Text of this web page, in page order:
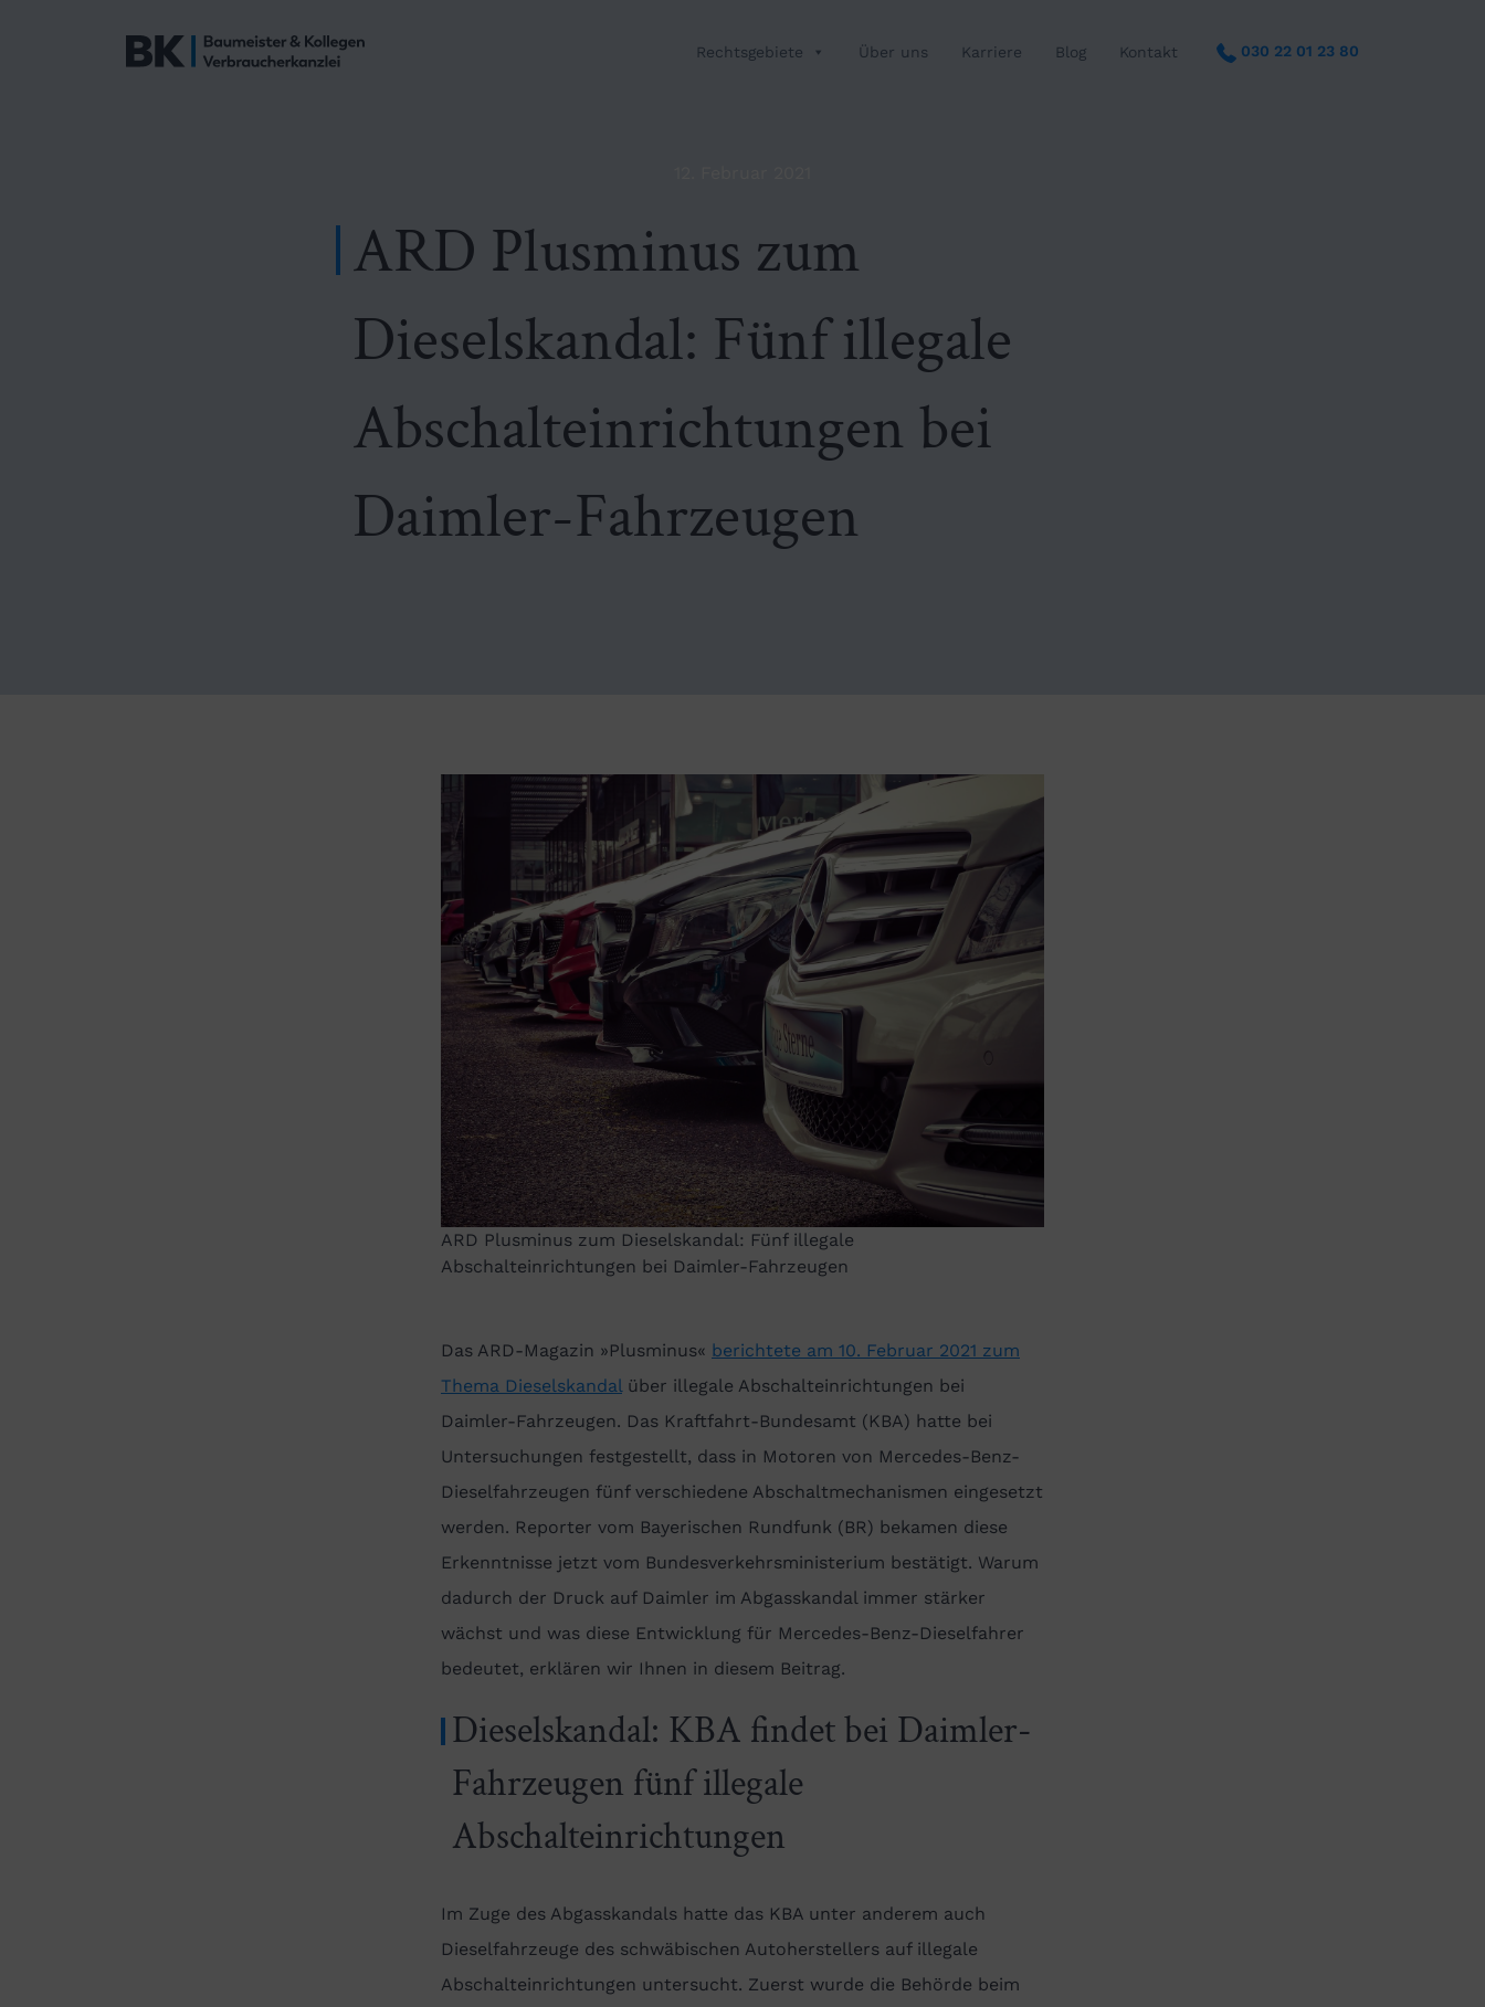
Rechtsgebiete Über uns Karriere Blog Kontakt 030 22 01 23 80
ARD Plusminus zum
Dieselskandal: Fünf illegale
Abschalteinrichtungen bei
Daimler-Fahrzeugen
ARD Plusminus zum Dieselskandal: Fünf illegale
Abschalteinrichtungen bei Daimler-Fahrzeugen
Das ARD-Magazin »Plusminus« berichtete am 10. Februar 2021 zum
Thema Dieselskandal über illegale Abschalteinrichtungen bei
Daimler-Fahrzeugen. Das Kraftfahrt-Bundesamt (KBA) hatte bei
Untersuchungen festgestellt, dass in Motoren von Mercedes-Benz-
Dieselfahrzeugen fünf verschiedene Abschaltmechanismen eingesetzt
werden. Reporter vom Bayerischen Rundfunk (BR) bekamen diese
Erkenntnisse jetzt vom Bundesverkehrsministerium bestätigt. Warum
dadurch der Druck auf Daimler im Abgasskandal immer stärker
wächst und was diese Entwicklung für Mercedes-Benz-Dieselfahrer
bedeutet, erklären wir Ihnen in diesem Beitrag.
Dieselskandal: KBA findet bei Daimler-
Fahrzeugen fünf illegale
Abschalteinrichtungen
Im Zuge des Abgasskandals hatte das KBA unter anderem auch
Dieselfahrzeuge des schwäbischen Autoherstellers auf illegale
Abschalteinrichtungen untersucht. Zuerst wurde die Behörde beim